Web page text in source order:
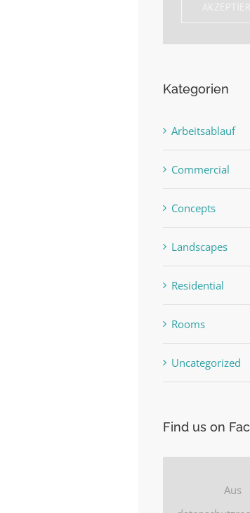
Kategorien
Arbeitsablauf
Commercial
Concepts
Landscapes
Residential
Rooms
Uncategorized
Find us on
Aus